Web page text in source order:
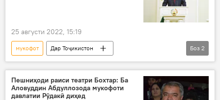
25 августи 2022, 15:19
мукофот
Дар Тоҷикистон
Эмомалӣ Раҳмон
орден ҷоиза
Боз 2
Пешниҳоди раиси театри Бохтар: Ба
Аловуддин Абдуллозода мукофоти
давлатии Рӯдакӣ диҳед